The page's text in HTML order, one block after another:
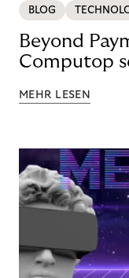
BLOG
Beyond
Computop
MEHR LESEN